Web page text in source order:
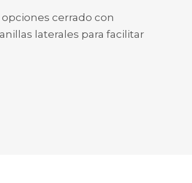
cerrado con
laterales para facilitar